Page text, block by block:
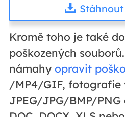
Kromě toho je také
poškozených
námahy opravit
/MP4/GIF, fotografie
JPEG/JPG/BMP/